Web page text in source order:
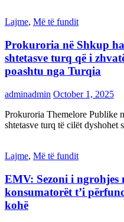
Lajme, Më të fundit
Prokuroria në Shkup
shtetasve turq që i
poashtu nga Turqia
adminadmin October 1, 2025
Prokuroria Themelore Publike
shtetasve turq të cilët
Lajme, Më të fundit
EMV: Sezoni i ngrohjes
konsumatorët t’i
kohë